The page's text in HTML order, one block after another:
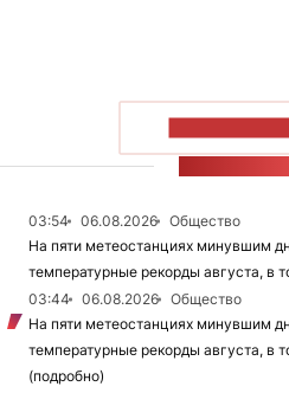
03:54 06.08.2026
Общество
На пяти метеостанциях минувшим
температурные рекорды августа, в
03:44
06.08.2026
Общество
На пяти метеостанциях минувшим
температурные рекорды августа, в
(подробно)